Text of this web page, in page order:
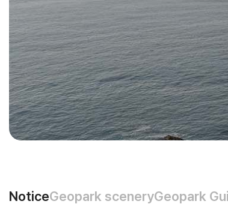
NoticeGeopark sceneryGeopark